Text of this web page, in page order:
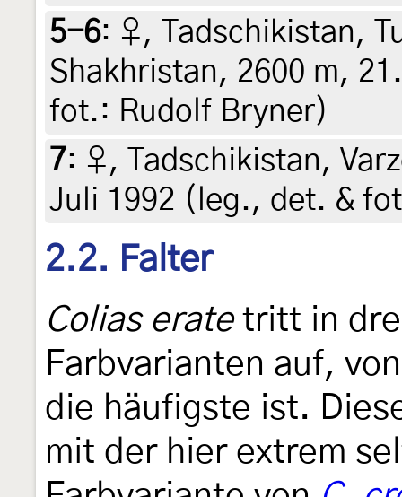
5-6: ♀, Tadschikistan,
Shakhristan, 2600 m,
fot.: Rudolf Bryner)
7: ♀, Tadschikistan,
Juli 1992 (leg., det. &
2.2. Falter
Colias eratetritt in
Farbvarianten auf,
die häufigste ist.
mit der hier extrem